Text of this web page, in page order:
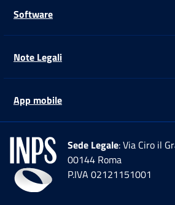
Software
Note Legali
App mobile
Sede Legale: Via Ciro il
00144 Roma
P.IVA 02121151001